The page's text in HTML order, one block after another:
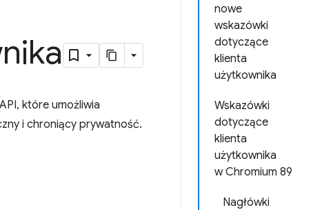
nowe
wskazówki
dotyczące
klienta
użytkownika
Wskazówki
dotyczące
klienta
użytkownika
w Chromium 89
Nagłówki
które umożliwia
i chroniący prywatność.